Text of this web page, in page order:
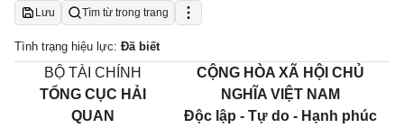
Lưu Tìm từ trong trang
Tình trạng hiệu lực: Đã biết
BỘ TÀI CHÍNH
TỔNG CỤC HẢI
QUAN
CỘNG HÒA XÃ HỘI CHỦ
NGHĨA VIỆT NAM
Độc lập - Tự do - Hạnh phúc